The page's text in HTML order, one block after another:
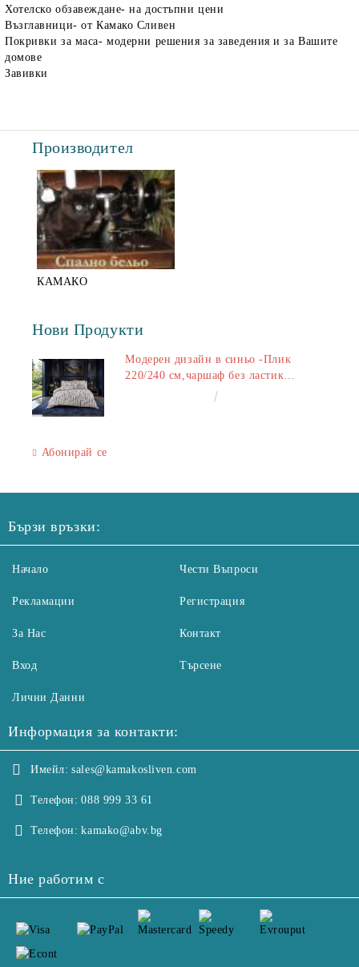
Хотелско обзавеждане- на достъпни цени
Възглавници- от Камако Сливен
Покривки за маса- модерни решения за заведения и за Вашите
домове
Завивки
Производител
КАМАКО
Нови Продукти
Модерен дизайн в синьо -Плик
220/240 см,чаршаф без ластик
240/260 см,калъфки 2+2
Абонирай се
Бързи връзки:
Начало
Рекламации
За Нас
Вход
Чести Въпроси
Регистрация
Контакт
Търсене
Лични Данни
Информация за контакти:
Имейл: sales@kamakosliven.com
Телефон: 088 999 33 61
Телефон: kamako@abv.bg
Ние работим с